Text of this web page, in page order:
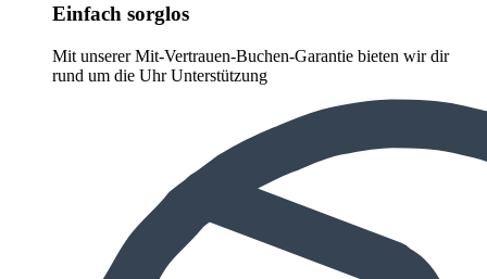
Einfach sorglos
Mit unserer Mit-Vertrauen-Buchen-Garantie bieten wir dir
rund um die Uhr Unterstützung